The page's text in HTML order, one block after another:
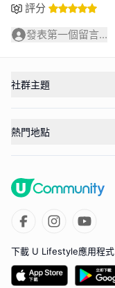
評分
發表第一個留言...
社群主題
熱門地點
下載 U Lifestyle應用程式